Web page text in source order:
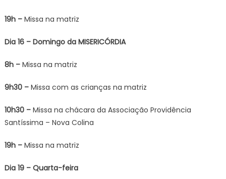
19h –Missa na matriz
Dia 16 – Domingo da MISERICÓRDIA
8h –Missa na matriz
9h30 –Missa com as crianças na matriz
10h30 –Missa na chácara da Associação Providência
Santíssima – Nova Colina
19h –Missa na matriz
Dia 19 – Quarta-feira